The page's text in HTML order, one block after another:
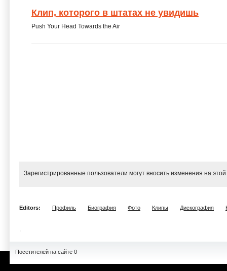
Клип, которого в штатах не увидишь
Push Your Head Towards the Air
Зарегистрированные пользователи могут вносить изменения на
Editors: Профиль Биография Фото Клипы Дискография
Посетителей на сайте 0